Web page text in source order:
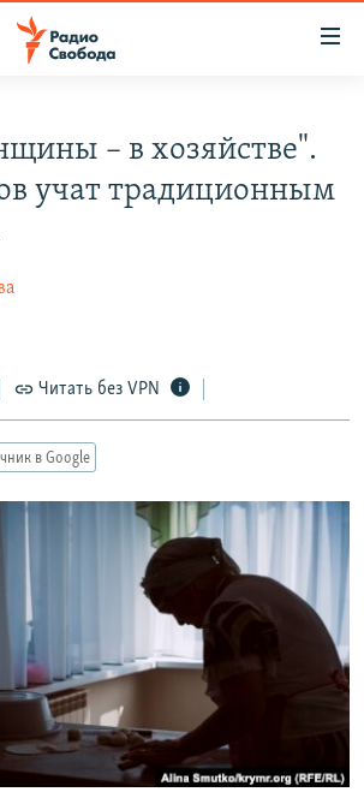
РАССЫЛКУ
– в хозяйстве".
учат традиционным
Читать без VPN
в Google